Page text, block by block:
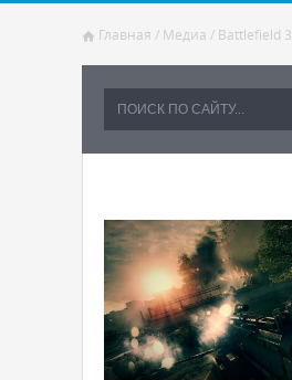
Главная / Медиа / Battlefield 3